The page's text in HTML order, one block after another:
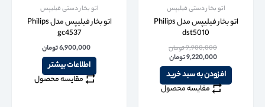
اتو بخار دستی فیلیپس
اتو بخار فیلیپس مدل Philips
dst5010
9,900,000تومان
9,220,000تومان
افزودن به سبد خرید
مقایسه محصول
اتو بخار دستی فیلیپس
اتو بخار فیلیپس مدل Philips
gc4537
6,900,000تومان
اطلاعات بیشتر
مقایسه محصول